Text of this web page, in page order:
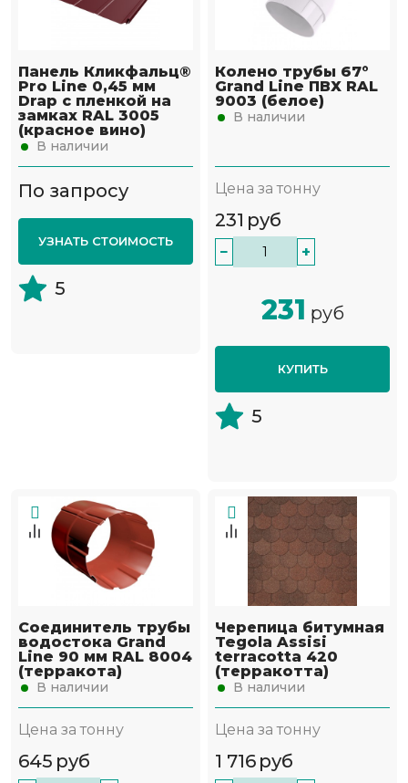
Панель Кликфальц®
Pro Line 0,45 мм
Drap с пленкой на
замках RAL 3005
(красное вино)
В наличии
По запросу
УЗНАТЬ СТОИМОСТЬ
5
Колено трубы 67°
Grand Line ПВХ RAL
9003 (белое)
В наличии
Цена за тонну
231 руб
− +
231 руб
КУПИТЬ
5
Соединитель трубы
водостока Grand
Line 90 мм RAL 8004
(терракота)
В наличии
Цена за тонну
645 руб
Черепица битумная
Tegola Assisi
terracotta 420
(терракотта)
В наличии
Цена за тонну
1 716 руб